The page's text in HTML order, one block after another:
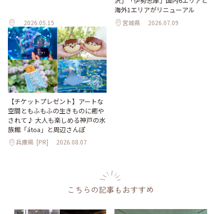
2026.05.15
海外1エリアがリニューアル
宮城県 2026.07.09
【チケットプレゼント】アートな
空間ともふもふの生きものに癒や
されて♪ 大人も楽しめる神戸の水
族館「átoa」と周辺さんぽ
兵庫県 [PR] 2026.08.07
こちらの記事もおすすめ